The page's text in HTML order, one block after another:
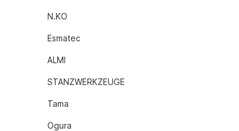
N.KO
Esmatec
ALMI
STANZWERKZEUGE
Tama
Ogura